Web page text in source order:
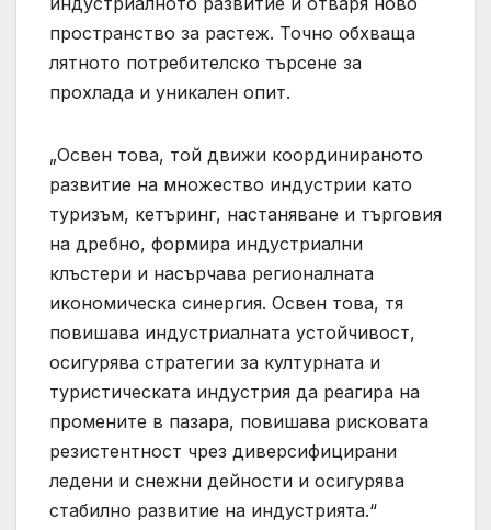
пространство за растеж. Точно обхваща
лятното потребителско търсене за
прохлада и уникален опит.
„Освен това, той движи координираното
развитие на множество индустрии като
туризъм, кетъринг, настаняване и търговия
на дребно, формира индустриални
клъстери и насърчава регионалната
икономическа синергия. Освен това, тя
повишава индустриалната устойчивост,
осигурява стратегии за културната и
туристическата индустрия да реагира на
промените в пазара, повишава рисковата
резистентност чрез диверсифицирани
ледени и снежни дейности и осигурява
стабилно развитие на индустрията.“